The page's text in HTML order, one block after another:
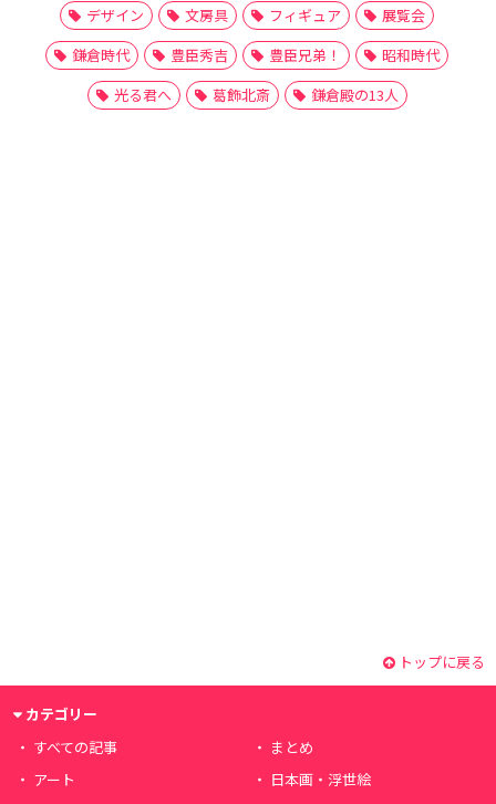
デザイン
文房具 フィギュア
展覧会
鎌倉時代
豊臣秀吉 豊臣兄弟！
昭和時代
光る君へ
葛飾北斎 鎌倉殿の13人
トップに戻る
カテゴリー
すべての記事
まとめ
アート
日本画・浮世絵